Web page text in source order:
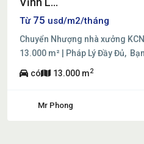
Từ75 usd/m2/tháng
Chuyển Nhượng nhà xưởng
13.000 m² | Pháp Lý Đầy Đủ,
có 13.000 m2
Mr Phong